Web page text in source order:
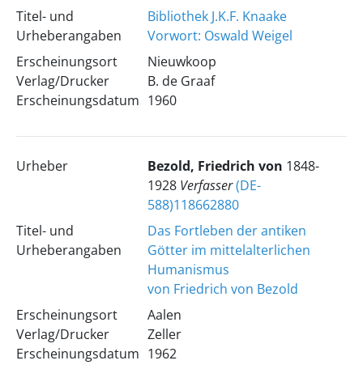
Titel- und
Urheberangaben
Bibliothek J.K.F. Knaake
Vorwort: Oswald Weigel
Erscheinungsort
Verlag/Drucker
Erscheinungsdatum
Nieuwkoop
B. de Graaf
1960
Urheber Bezold, Friedrich von 1848-
1928 Verfasser(DE-
588)118662880
Titel- und
Urheberangaben
Das Fortleben der antiken
Götter im mittelalterlichen
Humanismus
von Friedrich von Bezold
Erscheinungsort
Verlag/Drucker
Erscheinungsdatum
Aalen
Zeller
1962